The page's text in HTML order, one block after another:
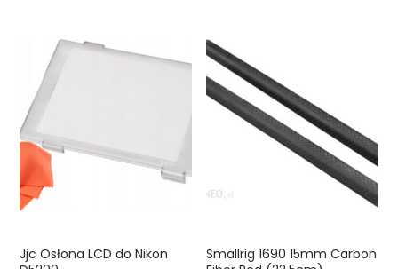
Jjc Osłona LCD do Nikon
Smallrig 1690 15mm Carbon